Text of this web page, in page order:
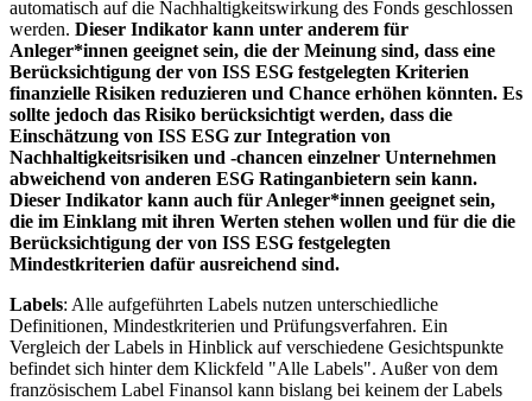
automatisch auf die Nachhaltigkeitswirkung des Fonds geschlossen
werden. Dieser Indikator kann unter anderem für
Anleger*innen geeignet sein, die der Meinung sind, dass eine
Berücksichtigung der von ISS ESG festgelegten Kriterien
finanzielle Risiken reduzieren und Chance erhöhen könnten. Es
sollte jedoch das Risiko berücksichtigt werden, dass die
Einschätzung von ISS ESG zur Integration von
Nachhaltigkeitsrisiken und -chancen einzelner Unternehmen
abweichend von anderen ESG Ratinganbietern sein kann.
Dieser Indikator kann auch für Anleger*innen geeignet sein,
die im Einklang mit ihren Werten stehen wollen und für die die
Berücksichtigung der von ISS ESG festgelegten
Mindestkriterien dafür ausreichend sind.
Labels: Alle aufgeführten Labels nutzen unterschiedliche
Definitionen, Mindestkriterien und Prüfungsverfahren. Ein
Vergleich der Labels in Hinblick auf verschiedene Gesichtspunkte
befindet sich hinter dem Klickfeld "Alle Labels". Außer von dem
französischem Label Finansol kann bislang bei keinem der Labels